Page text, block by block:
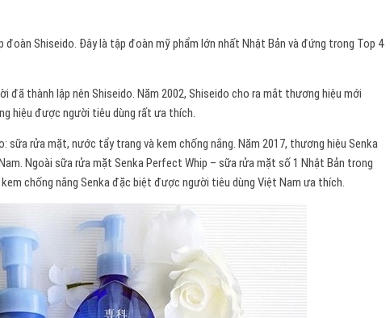
đoàn Shiseido. Đây là tập đoàn mỹ phẩm lớn nhất Nhật Bản và đứng trong Top 4
đã thành lập nên Shiseido. Năm 2002, Shiseido cho ra mắt thương hiệu mới
hiệu được người tiêu dùng rất ưa thích.
sữa rửa mặt, nước tẩy trang và kem chống nắng. Năm 2017, thương hiệu Senka
Ngoài sữa rửa mặt Senka Perfect Whip – sữa rửa mặt số 1 Nhật Bản trong
chống nắng Senka đặc biệt được người tiêu dùng Việt Nam ưa thích.